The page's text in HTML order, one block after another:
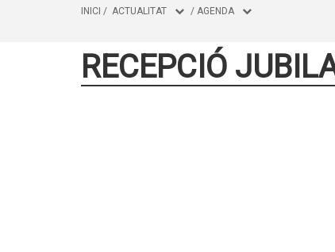
INICI / ACTUALITAT / AGENDA
RECEPCIÓ